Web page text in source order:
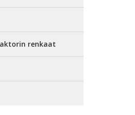
renkaat